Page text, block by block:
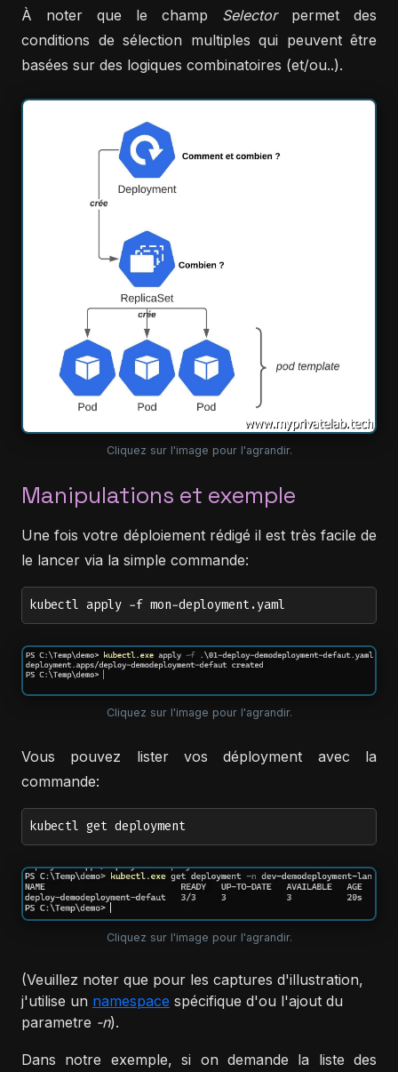
À noter que le champ Selectorpermet des
conditions de sélection multiples qui peuvent être
basées sur des logiques combinatoires (et/ou..).
Cliquez sur l'image pour l'agrandir.
Manipulations et exemple
Une fois votre déploiement rédigé il est très facile de
le lancer via la simple commande:
kubectl apply -f mon-deployment.yaml
Cliquez sur l'image pour l'agrandir.
Vous pouvez lister vos déployment avec la
commande:
kubectl get deployment
Cliquez sur l'image pour l'agrandir.
(Veuillez noter que pour les captures d'illustration,
j'utilise un namespace spécifique d'ou l'ajout du
parametre -n).
Dans notre exemple, si on demande la liste des